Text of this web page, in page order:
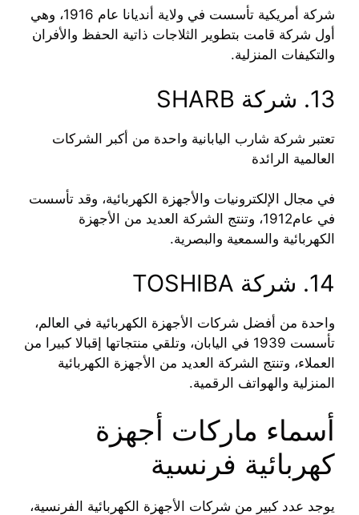
شركة أمريكية تأسست في ولاية أنديانا عام 1916، وهي
أول شركة قامت بتطوير الثلاجات ذاتية الحفظ والأفران
والتكيفات المنزلية.
13. شركة SHARB
تعتبر شركة شارب اليابانية واحدة من أكبر الشركات
العالمية الرائدة
في مجال الإلكترونيات والأجهزة الكهربائية، وقد تأسست
في عام1912، وتنتج الشركة العديد من الأجهزة
الكهربائية والسمعية والبصرية.
14. شركة TOSHIBA
واحدة من أفضل شركات الأجهزة الكهربائية في العالم،
تأسست 1939 في اليابان، وتلقي منتجاتها إقبالا كبيرا من
العملاء، وتنتج الشركة العديد من الأجهزة الكهربائية
المنزلية والهواتف الرقمية.
أسماء ماركات أجهزة
كهربائية فرنسية
يوجد عدد كبير من شركات الأجهزة الكهربائية الفرنسية،